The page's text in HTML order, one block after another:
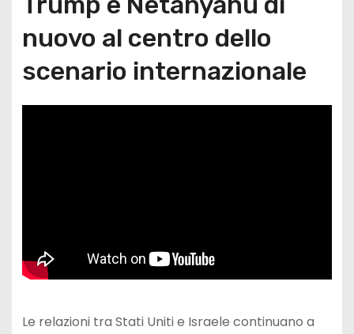
nuovo al centro dello
scenario internazionale
Le relazioni tra Stati Uniti e Israele continuano a